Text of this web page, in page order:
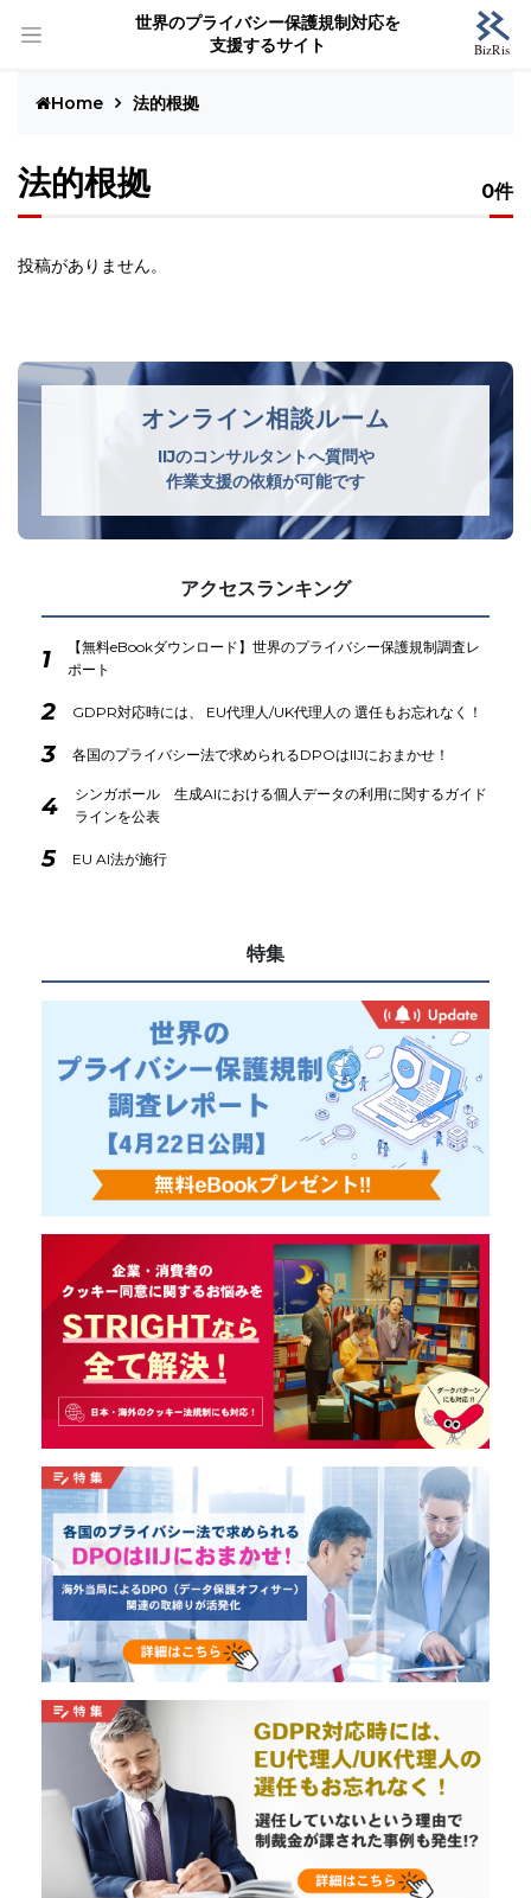
世界のプライバシー保護規制対応を
支援するサイト
Home 法的根拠
法的根拠 0件
投稿がありません。
オンライン相談ルーム
IIJのコンサルタントへ質問や
作業支援の依頼が可能です
アクセスランキング
1
【無料eBookダウンロード】世界のプライバシー保護規制調査レ
ポート
2 GDPR対応時には、 EU代理人/UK代理人の 選任もお忘れなく！
3 各国のプライバシー法で求められるDPOはIIJにおまかせ！
4
シンガポール 生成AIにおける個人データの利用に関するガイド
ラインを公表
5 EU AI法が施行
特集